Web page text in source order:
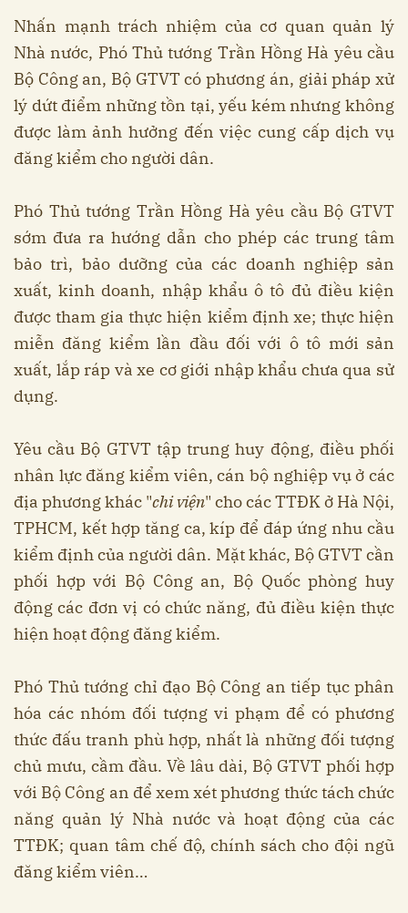
Nhấn mạnh trách nhiệm của cơ quan quản lý
Nhà nước, Phó Thủ tướng Trần Hồng Hà yêu cầu
Bộ Công an, Bộ GTVT có phương án, giải pháp xử
lý dứt điểm những tồn tại, yếu kém nhưng không
được làm ảnh hưởng đến việc cung cấp dịch vụ
đăng kiểm cho người dân.
Phó Thủ tướng Trần Hồng Hà yêu cầu Bộ GTVT
sớm đưa ra hướng dẫn cho phép các trung tâm
bảo trì, bảo dưỡng của các doanh nghiệp sản
xuất, kinh doanh, nhập khẩu ô tô đủ điều kiện
được tham gia thực hiện kiểm định xe; thực hiện
miễn đăng kiểm lần đầu đối với ô tô mới sản
xuất, lắp ráp và xe cơ giới nhập khẩu chưa qua sử
dụng.
Yêu cầu Bộ GTVT tập trung huy động, điều phối
nhân lực đăng kiểm viên, cán bộ nghiệp vụ ở các
địa phương khác "chi viện" cho các TTĐK ở Hà Nội,
TPHCM, kết hợp tăng ca, kíp để đáp ứng nhu cầu
kiểm định của người dân. Mặt khác, Bộ GTVT cần
phối hợp với Bộ Công an, Bộ Quốc phòng huy
động các đơn vị có chức năng, đủ điều kiện thực
hiện hoạt động đăng kiểm.
Phó Thủ tướng chỉ đạo Bộ Công an tiếp tục phân
hóa các nhóm đối tượng vi phạm để có phương
thức đấu tranh phù hợp, nhất là những đối tượng
chủ mưu, cầm đầu. Về lâu dài, Bộ GTVT phối hợp
với Bộ Công an để xem xét phương thức tách chức
năng quản lý Nhà nước và hoạt động của các
TTĐK; quan tâm chế độ, chính sách cho đội ngũ
đăng kiểm viên…